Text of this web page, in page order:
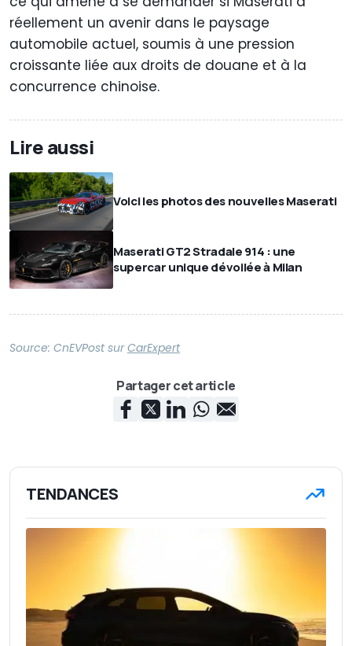
réellement un avenir dans le paysage
automobile actuel, soumis à une pression
croissante liée aux droits de douane et à la
concurrence chinoise.
Lire aussi
Voici les photos des nouvelles Maserati
Maserati GT2 Stradale 914 : une
supercar unique dévoilée à Milan
Source: CnEVPostsurCarExpert
Partager cet article
TENDANCES